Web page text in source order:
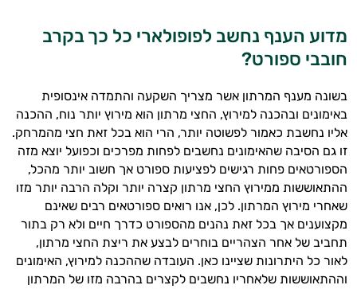
מדוע הענף נחשב לפופולארי כל כך בקרב
חובבי ספורט?
בשונה מענף המרתון אשר מצריך השקעה והתמדה אינסופית
באימונים ובהכנה למירוץ, החצי מרתון הוא מירוץ יותר נוח, ההכנה
אליו נחשבת כאמור לפשוטה יותר, הרי הוא בכל זאת חצי מהמרחק.
זו גם הסיבה שהאימונים נחשבים לפחות מפרכים וכפועל יוצא מזה
הספורטאים פחות רגישים לפציעות ספורט אך חשוב יותר מהכל,
ההתאוששות ממירוץ החצי מרתון קצרה יותר וקלה הרבה יותר מזו
שאחרי מירוץ המרתון. לכן, אנו רואים ספורטאים רבים שאינם
מקצוענים אך בכל זאת נהנים מהספורט כדרך חיים ולא רק בתור
תחביב של אחר הצהריים בוחרים לבצע את ריצת החצי מרתון,
לאור כל היתרונות שציינו כאן. העובדה שההכנה למירוץ, האימונים
וההתאוששות שלאחריו נחשבים לקצרים בהרבה מזו של המרתון